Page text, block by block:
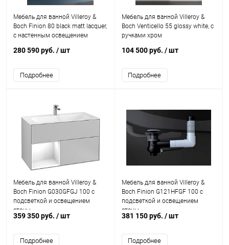
Мебель для ванной Villeroy &
Boch Finion 80 black matt lacquer,
с настенным освещением
280 590 руб. / шт
Подробнее
Мебель для ванной Villeroy &
Boch Venticello 55 glossy white, с
ручками хром
104 500 руб. / шт
Подробнее
Мебель для ванной Villeroy &
Boch Finion G030GFGJ 100 с
подсветкой и освещением
стены
359 350 руб. / шт
Подробнее
Мебель для ванной Villeroy &
Boch Finion G121HFGF 100 с
подсветкой и освещением
стены
381 150 руб. / шт
Подробнее